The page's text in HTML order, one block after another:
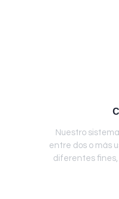
Nuestro
entre dos o más
diferentes fines,